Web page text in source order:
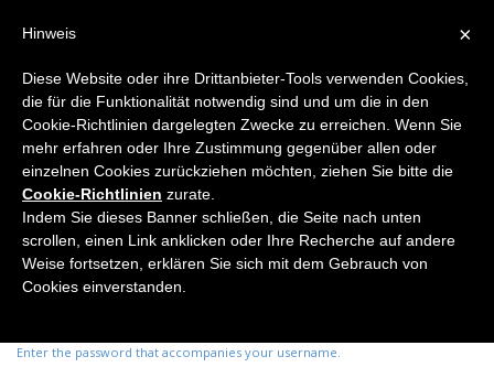
Primary tabs
Anmelden(active
tab)
Neues Passwort anfordern
Benutzername*
Enter your Elemente der Naturwissenschaft username.
Passwort *
Enter the password that accompanies your username.
×
Hinweis
Diese Website oder ihre Drittanbieter-Tools verwenden Cookies,
die für die Funktionalität notwendig sind und um die in den
Cookie-Richtlinien dargelegten Zwecke zu erreichen. Wenn Sie
mehr erfahren oder Ihre Zustimmung gegenüber allen oder
einzelnen Cookies zurückziehen möchten, ziehen Sie bitte die
Cookie-Richtlinien zurate.
Indem Sie dieses Banner schließen, die Seite nach unten
scrollen, einen Link anklicken oder Ihre Recherche auf andere
Weise fortsetzen, erklären Sie sich mit dem Gebrauch von
Cookies einverstanden.